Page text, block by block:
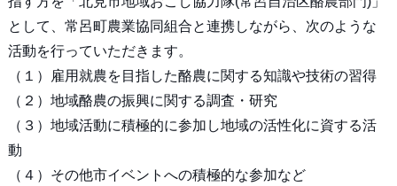
として、常呂町農業協同組合と連携しながら、次のような
活動を行っていただきます。
（１）雇用就農を目指した酪農に関する知識や技術の習得
（２）地域酪農の振興に関する調査・研究
（３）地域活動に積極的に参加し地域の活性化に資する活
動
（４）その他市イベントへの積極的な参加など